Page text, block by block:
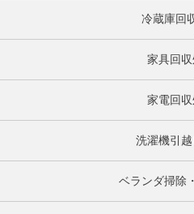
冷蔵庫回
家具回
家電回
洗濯機引
ベランダ掃除